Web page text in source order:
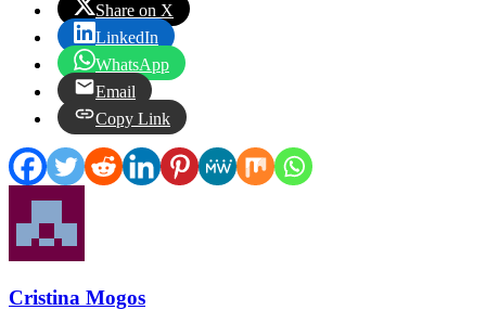
Share on X
LinkedIn
WhatsApp
Email
Copy Link
Cristina Mogos